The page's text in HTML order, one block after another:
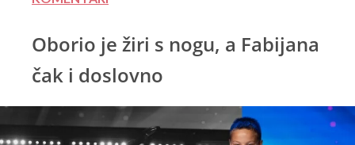
Oborio je žiri s nogu, a Fabijana
čak i doslovno